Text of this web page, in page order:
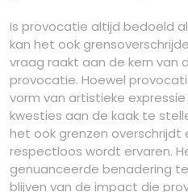
Is provocatie altijd bedoeld
kan het ook
vraag raakt aan de kern van
provocatie. Hoewel
vorm van artistieke
kwesties aan de kaak te
het ook grenzen overschrijdt
respectloos wordt ervaren.
genuanceerde benadering
blijven van de impact die